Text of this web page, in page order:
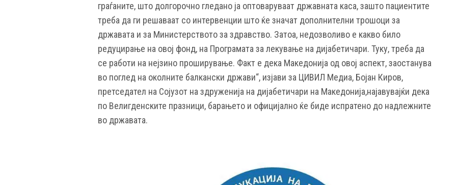
граѓаните, што долгорочно гледано ја оптоваруваат државната каса, зашто пациентите
треба да ги решаваат со интервенции што ќе значат дополнителни трошоци за
државата и за Министерството за здравство. Затоа, недозволиво е какво било
редуцирање на овој фонд, на Програмата за лекување на дијабетичари. Туку, треба да
се работи на нејзино проширување. Факт е дека Македонија од овој аспект, заостанува
во поглед на околните балкански држави“, изјави за ЦИВИЛ Медиа, Бојан Киров,
претседател на Сојузот на здруженија на дијабетичари на Македонија,најавувајќи дека
по Велигденските празници, барањето и официјално ќе биде испратено до надлежните
во државата.